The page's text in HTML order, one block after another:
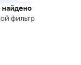
фильтр